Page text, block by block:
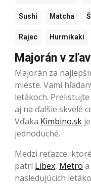
Sushi Matcha
Rajec Hurmikaki
Majorán v
Majorán za
mieste. Vami
letákoch.
aj na ďalšie skvelé
Vďaka Kimbino.sk
jednoduché.
Medzi reťazce,
patríLibex, Metro a
nasledujúcich